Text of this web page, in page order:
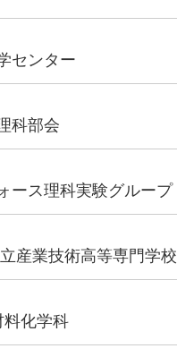
センター
科部会
ース理科実験グループ
産業技術高等専門学校
化学科